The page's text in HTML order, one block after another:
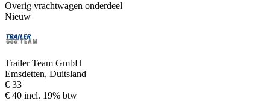
Overig vrachtwagen onderdeel
Nieuw
Trailer Team GmbH
Emsdetten, Duitsland
€ 33
€ 40 incl. 19% btw